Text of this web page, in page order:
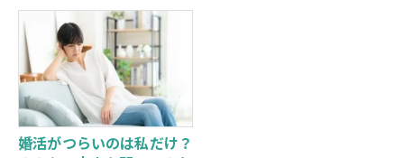
役立つポイントを紹介しま
す。
婚活がつらいのは私だけ？